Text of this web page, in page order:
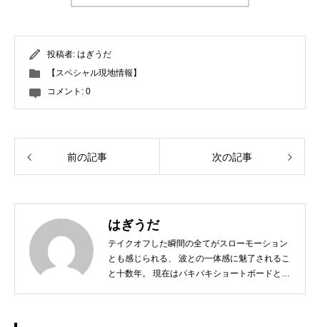
投稿者: はぎうだ
【スペシャル現地情報】
コメント: 0
前の記事 次の記事
はぎうだ
テイクオフした瞬間の全てがスローモーション
とも感じられる、 波との一体感に魅了されるこ
と十数年。 現在はパキパキショートボードとは